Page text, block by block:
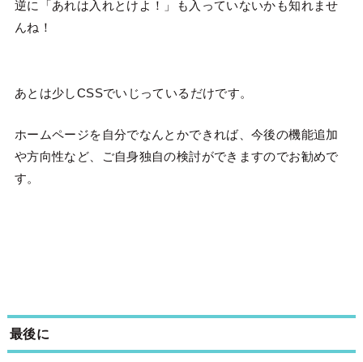
逆に「あれは入れとけよ！」も入っていないかも知れませ
んね！
あとは少しCSSでいじっているだけです。
ホームページを自分でなんとかできれば、今後の機能追加
や方向性など、ご自身独自の検討ができますのでお勧めで
す。
最後に